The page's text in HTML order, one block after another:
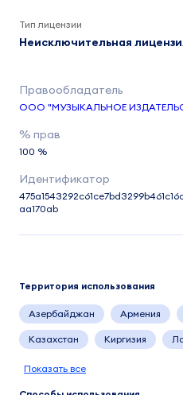
Тип лицензии
Неисключительная
ООО "МУЗЫКАЛЬНОЕ
100 %
aa170ab
Территория использования
Азербайджан Армения
Казахстан Киргизия
Показать все